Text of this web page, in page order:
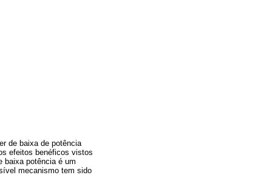
de baixa de potência
efeitos benéficos vistos
baixa potência é um
mecanismo tem sido